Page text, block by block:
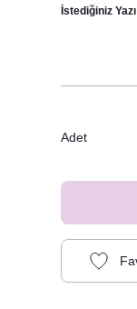
İstediğiniz Yazı
Adet